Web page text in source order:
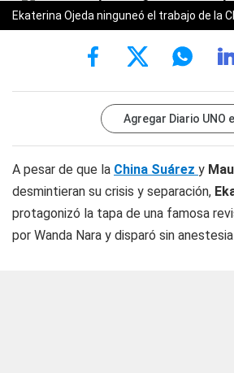
Ekaterina Ojeda ninguneó el trabajo de la
Agregar Diario UNO
A pesar de que la China Suárez y
desmintieran su crisis y separación,
protagonizó la tapa de una famosa
por Wanda Nara y disparó sin